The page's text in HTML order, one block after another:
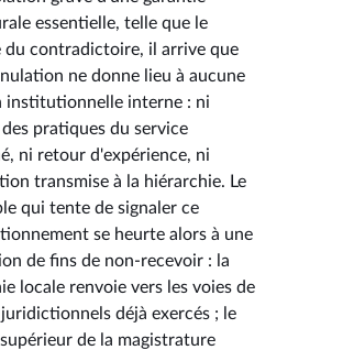
essentielle, telle que le
du contradictoire, il arrive que
ne donne lieu à aucune
institutionnelle interne : ni
pratiques du service
ni retour d'expérience, ni
transmise à la hiérarchie. Le
qui tente de signaler ce
se heurte alors à une
de fins de non-recevoir : la
locale renvoie vers les voies de
déjà exercés ; le
de la magistrature